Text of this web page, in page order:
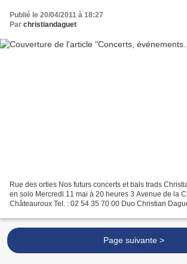
Publié le 20/04/2011 à 18:27
Par christiandaguet
Rue des orties Nos futurs concerts et bals trads
en solo Mercredi 11 mai à 20 heures 3 Avenue de la
Châteauroux Tel. : 02 54 35 70 00 Duo Christian
Page suivante >